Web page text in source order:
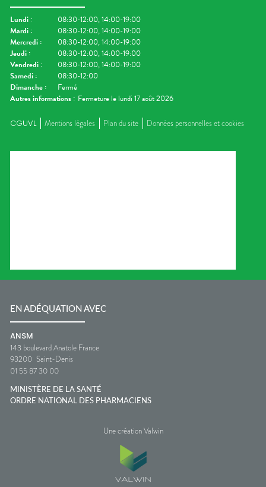
Lundi :
08:30-12:00, 14:00-19:00
Mardi :
08:30-12:00, 14:00-19:00
Mercredi :
08:30-12:00, 14:00-19:00
Jeudi :
08:30-12:00, 14:00-19:00
Vendredi :
08:30-12:00, 14:00-19:00
Samedi :
08:30-12:00
Dimanche :
Fermé
Autres informations : Fermeture le lundi 17 août 2026
CGUVL Mentions légales Plan du site Données personnelles et cookies
EN ADÉQUATION AVEC
ANSM
143 boulevard Anatole France
93200 Saint-Denis
01 55 87 30 00
MINISTÈRE DE LA SANTÉ
ORDRE NATIONAL DES PHARMACIENS
Une création Valwin